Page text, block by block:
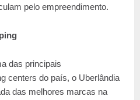
pelo empreendimento.
das principais
centers do país, o Uberlândia
das melhores marcas na